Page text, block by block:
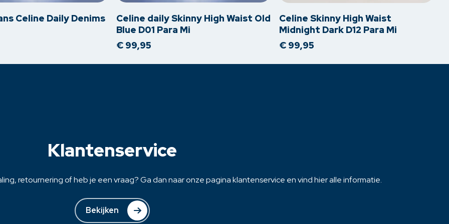
Celine Daily Denims
heeft
meerdere
variaties.
Deze
kan
Celine daily Skinny High Waist Old
Blue D01 Para Mi
€99,95
heeft
meerdere
variaties.
Deze
kan
Celine Skinny High Waist
Midnight Dark D12 Para Mi
€99,95
Klantenservice
retournering of heb je een vraag? Ga dan naar onze pagina klantenservice en vind hier alle informatie.
Bekijken